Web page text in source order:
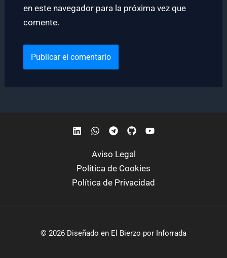
en este navegador para la próxima vez que
comente.
Aviso Legal
Política de Cookies
Política de Privacidad
© 2026 Diseñado en El Bierzo por Inforrada